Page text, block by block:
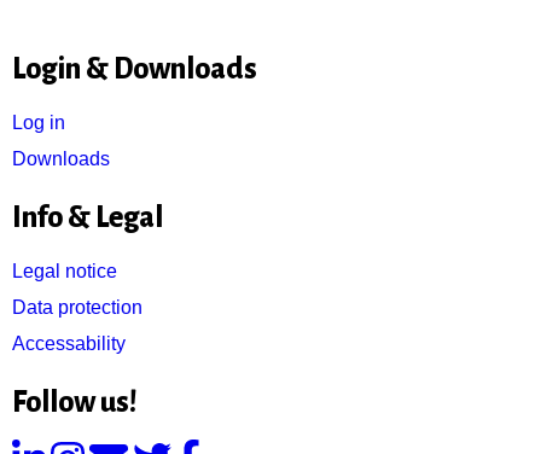
Login & Downloads
Log in
Downloads
Info & Legal
Legal notice
Data protection
Accessability
Follow us!